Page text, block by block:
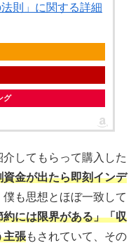
則」に関する詳細
グ
してもらって購入した
資金が出たら即刻インデ
僕も思想とほぼ一致して
約には限界がある」「収
主張もされていて、その